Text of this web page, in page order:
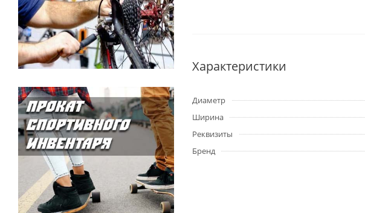
Характеристики
Диаметр
Ширина
Реквизиты
Бренд